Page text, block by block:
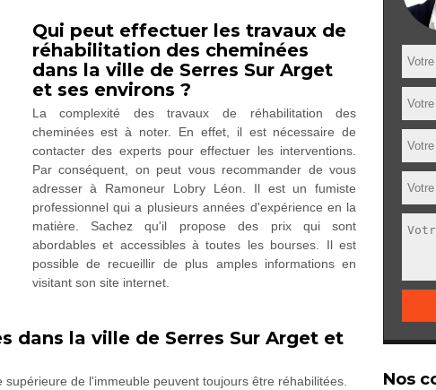
Qui peut effectuer les travaux de
réhabilitation des cheminées
dans la ville de Serres Sur Arget
et ses environs ?
La complexité des travaux de réhabilitation des
cheminées est à noter. En effet, il est nécessaire de
contacter des experts pour effectuer les interventions.
Par conséquent, on peut vous recommander de vous
adresser à Ramoneur Lobry Léon. Il est un fumiste
professionnel qui a plusieurs années d'expérience en la
matière. Sachez qu'il propose des prix qui sont
abordables et accessibles à toutes les bourses. Il est
possible de recueillir de plus amples informations en
visitant son site internet.
dans la ville de Serres Sur Arget et
de l'immeuble peuvent toujours être réhabilitées.
Nos